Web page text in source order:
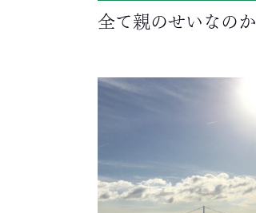
全て親のせいなのか